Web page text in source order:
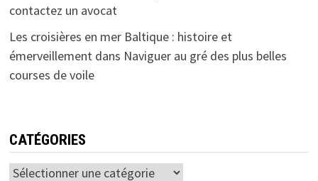
contactez un avocat
Les croisières en mer Baltique : histoire et
émerveillement dans Naviguer au gré des plus belles
courses de voile
CATÉGORIES
Catégories